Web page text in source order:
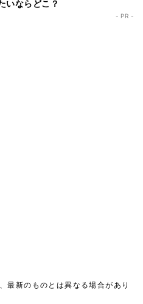
いならどこ？
- PR -
最新のものとは異なる場合があり